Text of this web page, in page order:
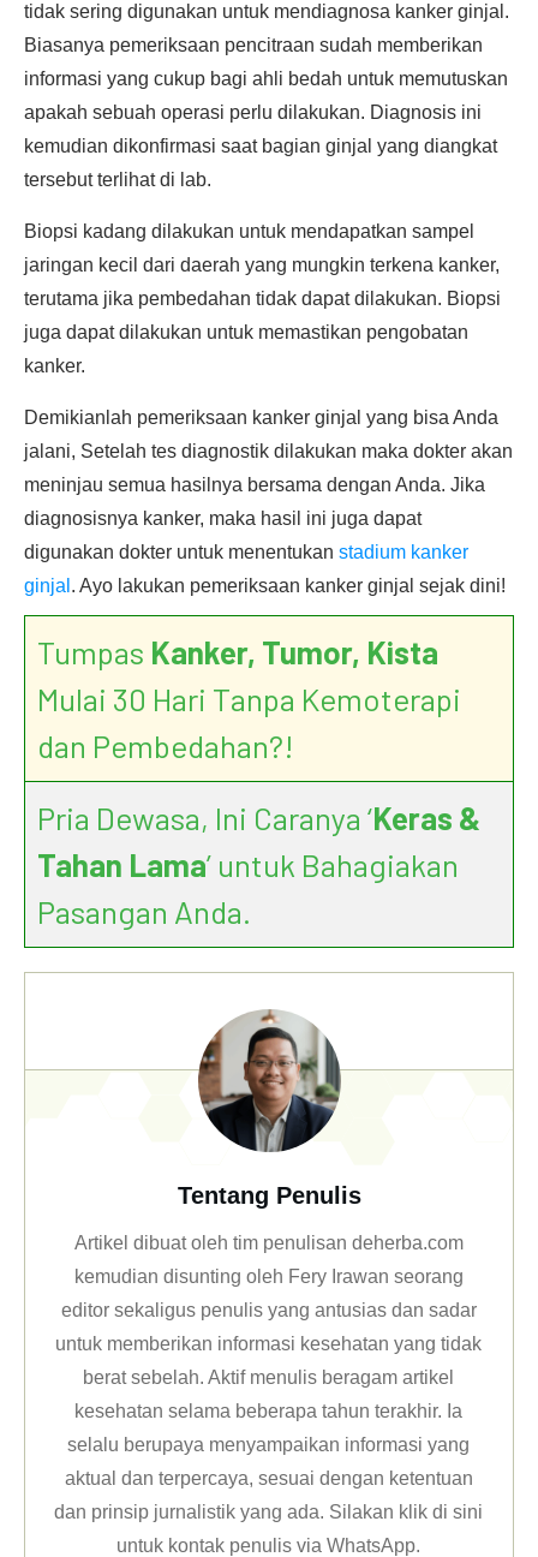
tidak sering digunakan untuk mendiagnosa kanker ginjal.
Biasanya pemeriksaan pencitraan sudah memberikan
informasi yang cukup bagi ahli bedah untuk memutuskan
apakah sebuah operasi perlu dilakukan. Diagnosis ini
kemudian dikonfirmasi saat bagian ginjal yang diangkat
tersebut terlihat di lab.
Biopsi kadang dilakukan untuk mendapatkan sampel
jaringan kecil dari daerah yang mungkin terkena kanker,
terutama jika pembedahan tidak dapat dilakukan. Biopsi
juga dapat dilakukan untuk memastikan pengobatan
kanker.
Demikianlah pemeriksaan kanker ginjal yang bisa Anda
jalani, Setelah tes diagnostik dilakukan maka dokter akan
meninjau semua hasilnya bersama dengan Anda. Jika
diagnosisnya kanker, maka hasil ini juga dapat
digunakan dokter untuk menentukan stadium kanker
ginjal . Ayo lakukan pemeriksaan kanker ginjal sejak dini!
Tumpas Kanker, Tumor, Kista
Mulai 30 Hari Tanpa Kemoterapi
dan Pembedahan?!
Pria Dewasa, Ini Caranya ‘Keras &
Tahan Lama’ untuk Bahagiakan
Pasangan Anda.
Tentang Penulis
Artikel dibuat oleh tim penulisan deherba.com
kemudian disunting oleh Fery Irawan seorang
editor sekaligus penulis yang antusias dan sadar
untuk memberikan informasi kesehatan yang tidak
berat sebelah. Aktif menulis beragam artikel
kesehatan selama beberapa tahun terakhir. Ia
selalu berupaya menyampaikan informasi yang
aktual dan terpercaya, sesuai dengan ketentuan
dan prinsip jurnalistik yang ada. Silakan klikdi sini
untuk kontak penulis via WhatsApp.